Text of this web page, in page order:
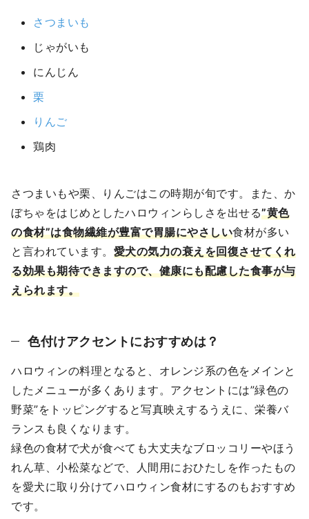
さつまいも
じゃがいも
にんじん
栗
りんご
鶏肉
さつまいもや栗、りんごはこの時期が旬です。また、か
ぼちゃをはじめとしたハロウィンらしさを出せる”黄色
の食材”は食物繊維が豊富で胃腸にやさしい食材が多い
と言われています。 愛犬の気力の衰えを回復させてくれ
る効果も期待できますので、健康にも配慮した食事が与
えられます。
色付けアクセントにおすすめは？
ハロウィンの料理となると、オレンジ系の色をメインと
したメニューが多くあります。アクセントには”緑色の
野菜”をトッピングすると写真映えするうえに、栄養バ
ランスも良くなります。
緑色の食材で犬が食べても大丈夫なブロッコリーやほう
れん草、小松菜などで、人間用におひたしを作ったもの
を愛犬に取り分けてハロウィン食材にするのもおすすめ
です。